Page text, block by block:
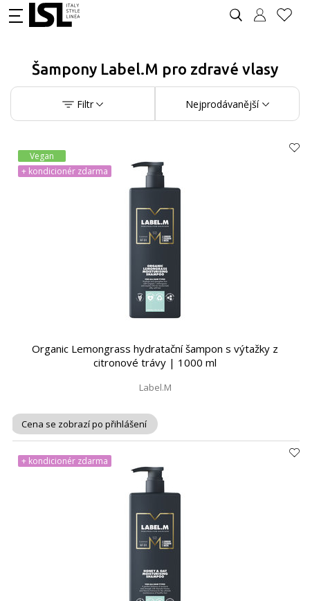
Šampony Label.M pro zdravé vlasy
Filtr Nejprodávanější
Vegan
+ kondicionér zdarma
Organic Lemongrass hydratační šampon s výtažky z
citronové trávy | 1000 ml
Label.M
Cena se zobrazí po přihlášení
+ kondicionér zdarma